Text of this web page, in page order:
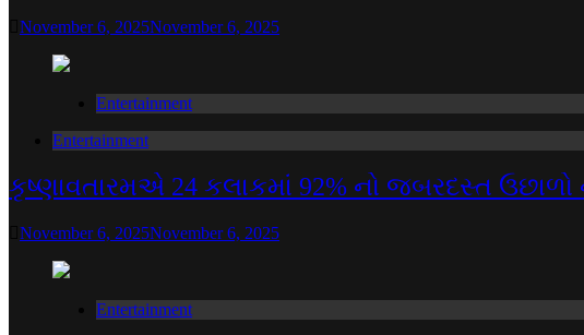
November 6, 2025November 6, 2025
Entertainment
Entertainment
કૃષ્ણાવતારમએ 24 કલાકમાં 92% નો જબરદસ્ત
November 6, 2025November 6, 2025
Entertainment